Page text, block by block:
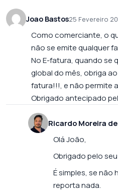
Joao Bastos25 Fevereiro
Como comerciante, o
não se emite qualquer
No E-fatura, quando se
global do mês, obriga
fatura!!!, e não permite
Obrigado antecipado
Ricardo Moreira
Olá João,
Obrigado pelo
É simples, se não
reporta nada.